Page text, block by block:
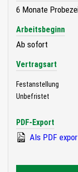
6 Monate
Arbeitsbeginn
Ab sofort
Vertragsart
Festanstellung
Unbefristet
PDF-Export
Als PDF